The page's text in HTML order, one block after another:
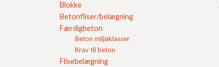
Blokke
Betonfliser/belægning
Færdigbeton
Beton miljøklasser
Krav til beton
Flisebelægning
50x50 cm gør det nemt og hurtigt at
terrasser og åbne haveområder.